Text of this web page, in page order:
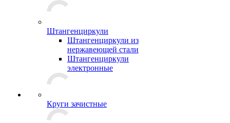
Штангенциркули
Штангенциркули из
нержавеющей стали
Штангенциркули
электронные
Круги зачистные